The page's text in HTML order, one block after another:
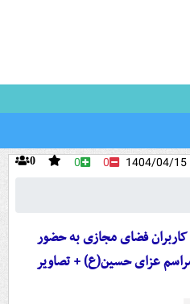
0 0 0
فضای مجازی به حضور
عزای حسین(ع) + تصاویر